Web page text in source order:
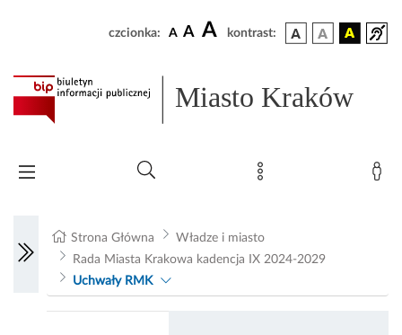
czcionka: A A A kontrast:
Miasto Kraków
Strona Główna
Władze i miasto
Rada Miasta Krakowa kadencja IX 2024-2029
Uchwały RMK